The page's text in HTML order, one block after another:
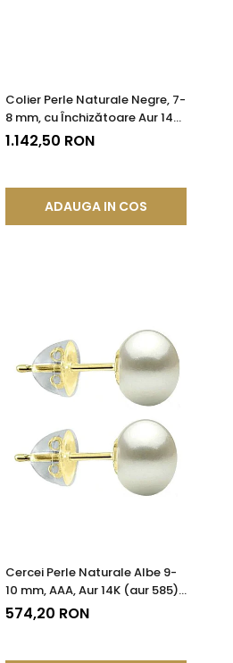
Colier Perle Naturale Negre, 7-
8 mm, cu Închizătoare Aur 14K
(aur 585) | KASKADDA®
1.142,50 RON
ADAUGA IN COS
Cercei Perle Naturale Albe 9-
10 mm, AAA, Aur 14K (aur 585),
Tip Șurub cu Fluturași Silicon |
574,20 RON